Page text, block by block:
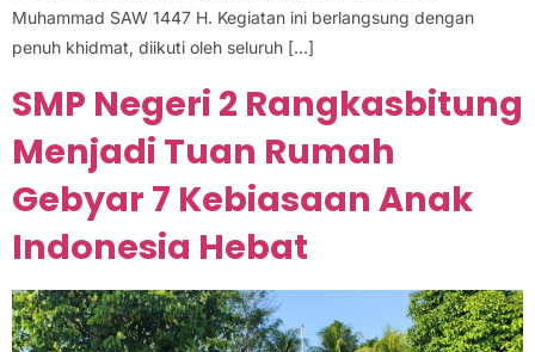
Muhammad SAW 1447 H. Kegiatan ini berlangsung dengan
penuh khidmat, diikuti oleh seluruh […]
SMP Negeri 2 Rangkasbitung
Menjadi Tuan Rumah
Gebyar 7 Kebiasaan Anak
Indonesia Hebat